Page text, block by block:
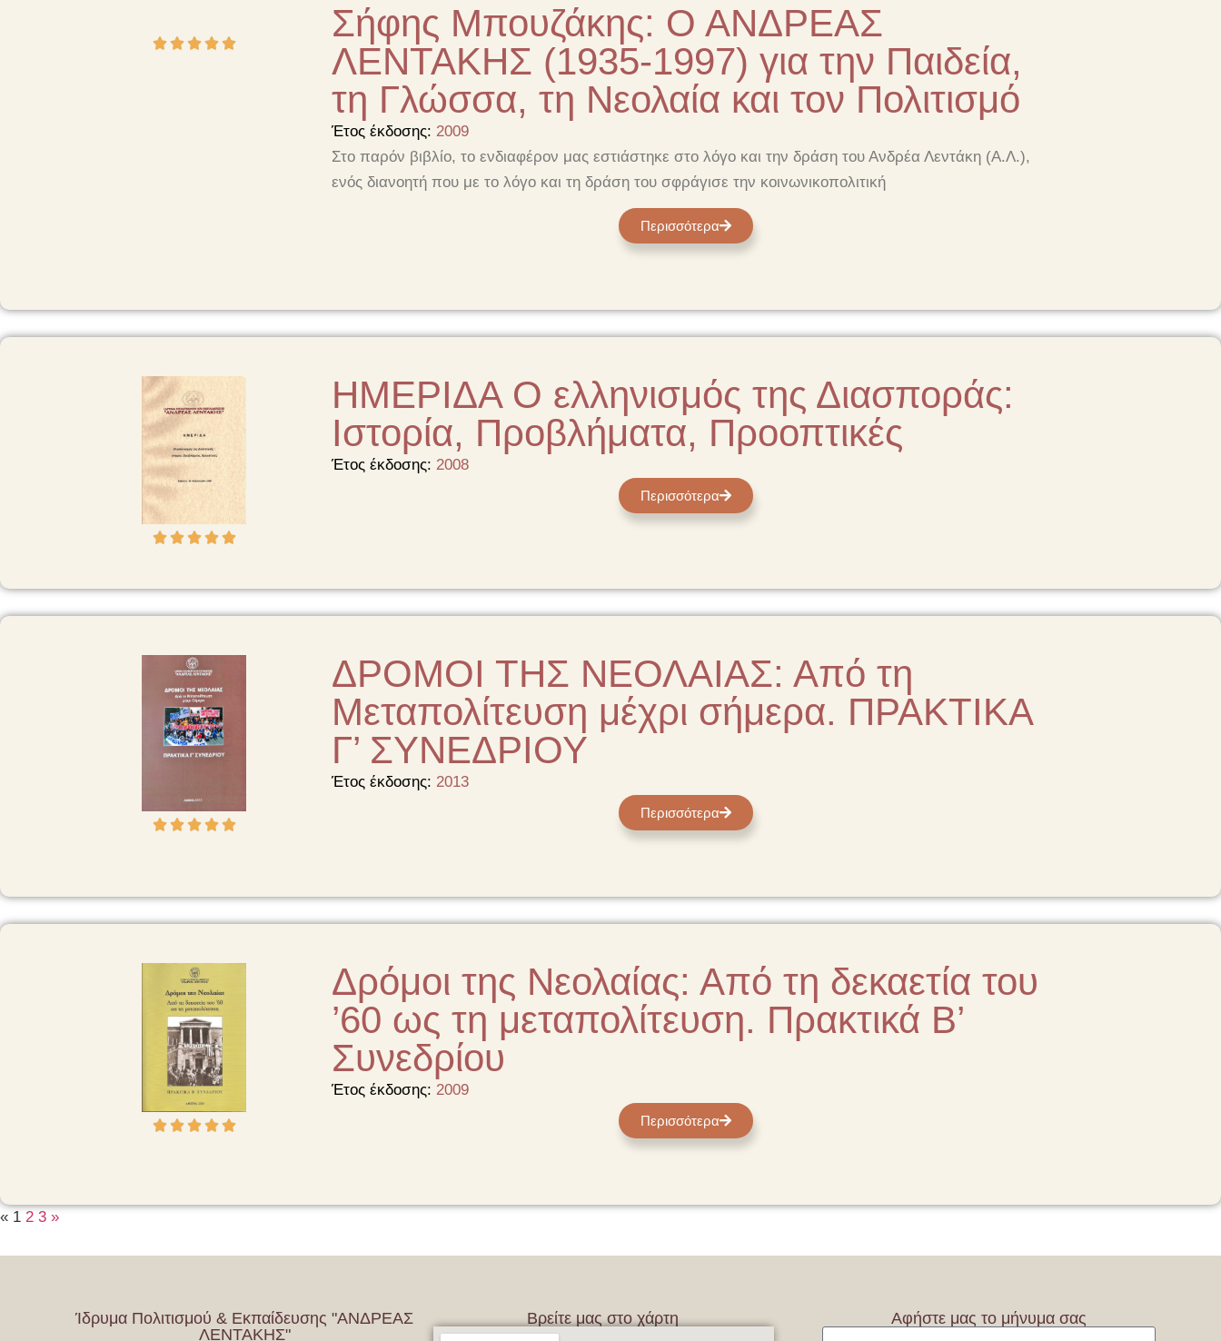
    
Σήφης Μπουζάκης: Ο ΑΝΔΡΕΑΣ
ΛΕΝΤΑΚΗΣ (1935-1997) για την Παιδεία,
τη Γλώσσα, τη Νεολαία και τον Πολιτισμό
Έτος έκδοσης: 2009
Στο παρόν βιβλίο, το ενδιαφέρον μας εστιάστηκε στο λόγο και την δράση του Ανδρέα Λεντάκη (Α.Λ.),
ενός διανοητή που με το λόγο και τη δράση του σφράγισε την κοινωνικοπολιτική
Περισσότερα
    
ΗΜΕΡΙΔΑ Ο ελληνισμός της Διασποράς:
Ιστορία, Προβλήματα, Προοπτικές
Έτος έκδοσης: 2008
Περισσότερα
    
ΔΡΟΜΟΙ ΤΗΣ ΝΕΟΛΑΙΑΣ: Από τη
Μεταπολίτευση μέχρι σήμερα. ΠΡΑΚΤΙΚΑ
Γ’ ΣΥΝΕΔΡΙΟΥ
Έτος έκδοσης: 2013
Περισσότερα
    
Δρόμοι της Νεολαίας: Από τη δεκαετία του
’60 ως τη μεταπολίτευση. Πρακτικά Β’
Συνεδρίου
Έτος έκδοσης: 2009
Περισσότερα
« 1 2 3 »
Ίδρυμα Πολιτισμού & Εκπαίδευσης "ΑΝΔΡΕΑΣ
ΛΕΝΤΑΚΗΣ"
Βρείτε μας στο χάρτη Αφήστε μας το μήνυμα σας